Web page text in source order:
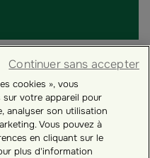
cookies », vous
votre appareil pour
analyser son utilisation
Vous pouvez à
en cliquant sur le
plus d'information
Continuer sans accepter